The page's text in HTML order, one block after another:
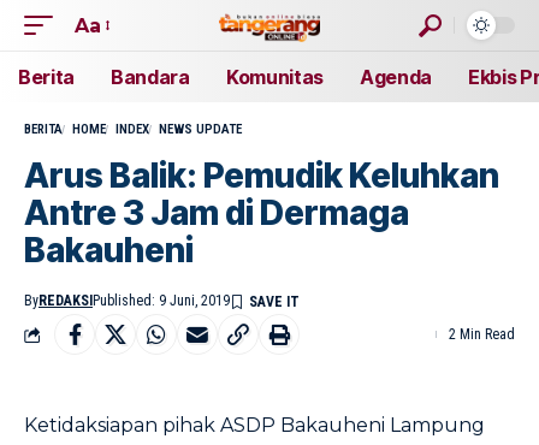
Aa
Berita Bandara Komunitas Agenda Ekbis
BERITA HOME INDEX NEWS UPDATE
Arus Balik: Pemudik Keluhkan
Antre 3 Jam di Dermaga
Bakauheni
ByREDAKSI Published: 9 Juni, 2019
2 Min Read
Ketidaksiapan pihak ASDP Bakauheni Lampung